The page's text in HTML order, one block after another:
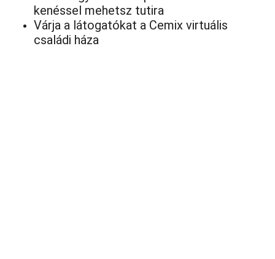
kenéssel mehetsz tutira
Várja a látogatókat a Cemix virtuális
családi háza